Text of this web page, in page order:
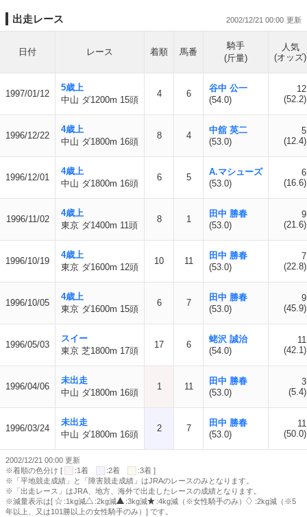
出走レース 2002/12/21 00:00
日付 レース 着順 馬番
騎手
(斤量)
人気
(オッズ)
1997/01/12
5歳上
中山 ダ1200m 15頭
4 6
谷中 公一
(54.0)
12
(52.2)
1996/12/22
4歳上
中山 ダ1800m 16頭
8 4
中舘 英二
(53.0)
5
(12.4)
1996/12/01
4歳上
中山 ダ1800m 16頭
6 5
A.マシューズ
(53.0)
6
(16.6)
1996/11/02
4歳上
東京 ダ1400m 11頭
8 1
田中 勝春
(53.0)
9
(21.6)
1996/10/19
4歳上
東京 ダ1600m 12頭
10 11
田中 勝春
(53.0)
7
(22.8)
1996/10/05
4歳上
東京 ダ1600m 15頭
6 7
田中 勝春
(53.0)
9
(45.9)
1996/05/03
スイー
東京 芝1800m 17頭
17 6
蛯沢 誠治
(54.0)
11
(42.1)
1996/04/06
未出走
中山 ダ1800m 16頭
1 11
田中 勝春
(53.0)
3
(5.4)
1996/03/24
未出走
中山 ダ1800m 16頭
2 7
田中 勝春
(53.0)
11
(50.0)
2002/12/21 00:00 更新
※着順の色分け [
:1着 :2着
:3着 ]
※「平地競走成績」と「障害競走成績」はJRAのレースのみとなります。
※「出走レース」はJRA、地方、海外で出走したレースの成績となります。
※減量表示は[
:1kg減 :2kg減 :3kg減 :4kg減（※女性騎手のみ）
:2kg減（※5
年以上、又は101勝以上の女性騎手のみ）] です。